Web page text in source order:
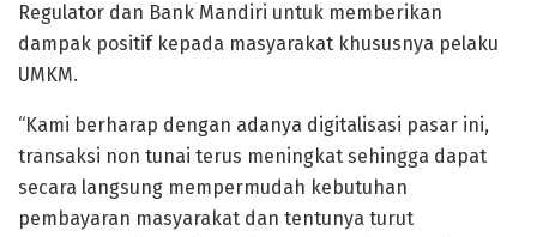
Regulator dan Bank Mandiri untuk memberikan
dampak positif kepada masyarakat khususnya pelaku
UMKM.
“Kami berharap dengan adanya digitalisasi pasar ini,
transaksi non tunai terus meningkat sehingga dapat
secara langsung mempermudah kebutuhan
pembayaran masyarakat dan tentunya turut